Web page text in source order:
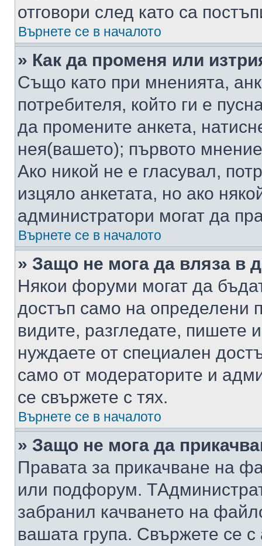
отговори след като са
Върнете се в началото
» Как да променя или
Също като при мненията,
потребителя, който ги е
да промените анкета,
нея(вашето); първото
Ако никой не е гласувал,
изцяло анкетата, но ако
администратори могат да
Върнете се в началото
» Защо не мога да вляза в
Някои форуми могат да
достъп само на определени
видите, разгледате, пишете
нуждаете от специален
само от модераторите и
се свържете с тях.
Върнете се в началото
» Защо не мога да
Правата за прикачване на
или подфорум.
забранил качването на
вашата група. Свържете се